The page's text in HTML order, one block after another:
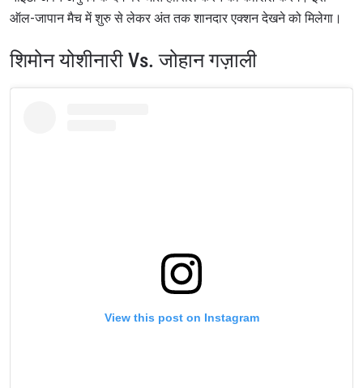
ऑल-जापान मैच में शुरु से लेकर अंत तक शानदार एक्शन देखने को मिलेगा।
शिमोन योशीनारी Vs. जोहान गज़ाली
View this post on Instagram